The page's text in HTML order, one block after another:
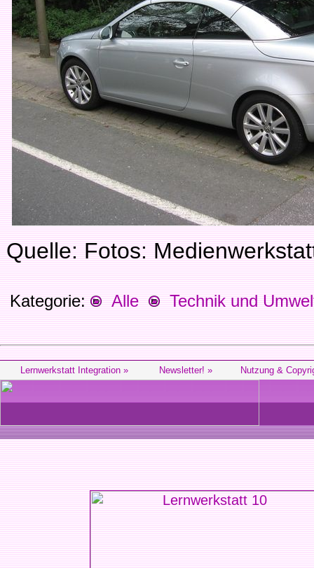
Quelle: Fotos:
Kategorie: Alle Technik und
Lernwerkstatt Integration » Newsletter! » Nutzung &